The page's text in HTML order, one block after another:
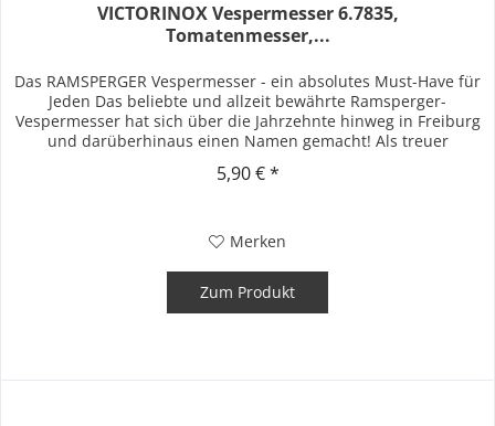
VICTORINOX Vespermesser 6.7835,
Tomatenmesser,...
Das RAMSPERGER Vespermesser - ein absolutes Must-Have für
Jeden Das beliebte und allzeit bewährte Ramsperger-
Vespermesser hat sich über die Jahrzehnte hinweg in Freiburg
und darüberhinaus einen Namen gemacht! Als treuer
5,90 € *
Merken
Zum Produkt